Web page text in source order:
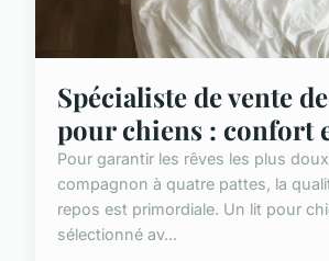
Spécialiste de vente
pour chiens : confort
Pour garantir les rêves les plus
compagnon à quatre pattes, la
repos est primordiale. Un lit pour
sélectionné av...